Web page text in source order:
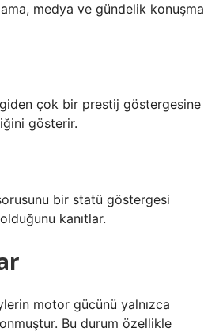
medya ve gündelik konuşma
çok bir prestij göstergesine
gösterir.
bir statü göstergesi
kanıtlar.
motor gücünü yalnızca
Bu durum özellikle